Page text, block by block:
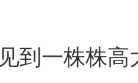
一株株高